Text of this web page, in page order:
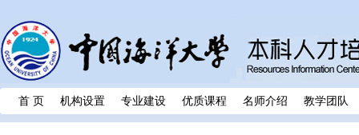
首 页 机构设置 专业建设 优质课程 名师介绍 教学团队